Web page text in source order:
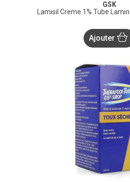
GSK
Lamisil Creme 1% Tube
Ajouter